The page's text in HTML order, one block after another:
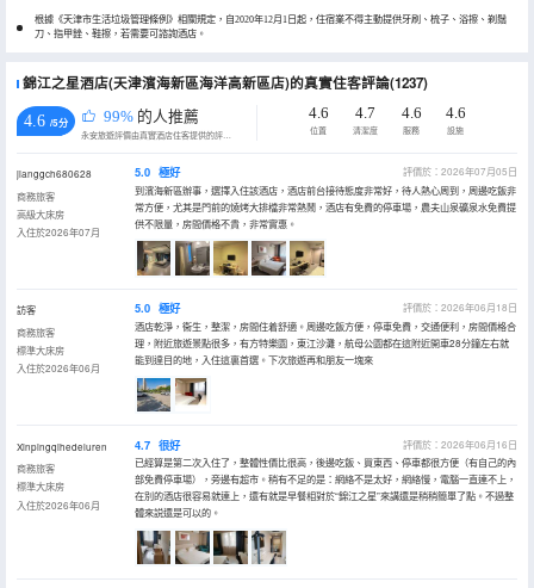
根據《天津市生活垃圾管理條例》相關規定，自2020年12月1日起，住宿業不得主動提供牙刷、梳子、浴擦、剃鬚
刀、指甲銼、鞋擦，若需要可諮詢酒店。
錦江之星酒店(天津濱海新區海洋高新區店)的真實住客評論(1237)
4.6 /5分 99% 的人推薦
永安旅遊評價由真實酒店住客提供的評價。
4.6
位置
4.7
清潔度
4.6
服務
4.6
設施
jianggch680628
商務旅客
高級大床房
入住於2026年07月
5.0 極好
評價於：2026年07月05日
到濱海新區辦事，選擇入住該酒店，酒店前台接待態度非常好，待人熱心周到，周邊吃飯非
常方便，尤其是門前的燒烤大排檔非常熱鬧，酒店有免費的停車場，農夫山泉礦泉水免費提
供不限量，房間價格不貴，非常實惠。
訪客
商務旅客
標準大床房
入住於2026年06月
5.0 極好
評價於：2026年06月18日
酒店乾淨，衞生，整潔，房間住着舒適。周邊吃飯方便，停車免費，交通便利，房間價格合
理，附近旅遊景點很多，有方特樂園，東江沙灘，航母公園都在這附近開車28分鐘左右就
能到達目的地，入住這裏首選。下次旅遊再和朋友一塊來
Xinpingqihedeluren
商務旅客
標準大床房
入住於2026年06月
4.7 很好
評價於：2026年06月16日
已經算是第二次入住了，整體性價比很高，後邊吃飯、買東西、停車都很方便（有自己的內
部免費停車場），旁邊有超市。稍有不足的是：網絡不是太好，網絡慢，電腦一直連不上，
在別的酒店很容易就連上，還有就是早餐相對於“錦江之星”來講還是稍稍簡單了點。不過整
體來説還是可以的。